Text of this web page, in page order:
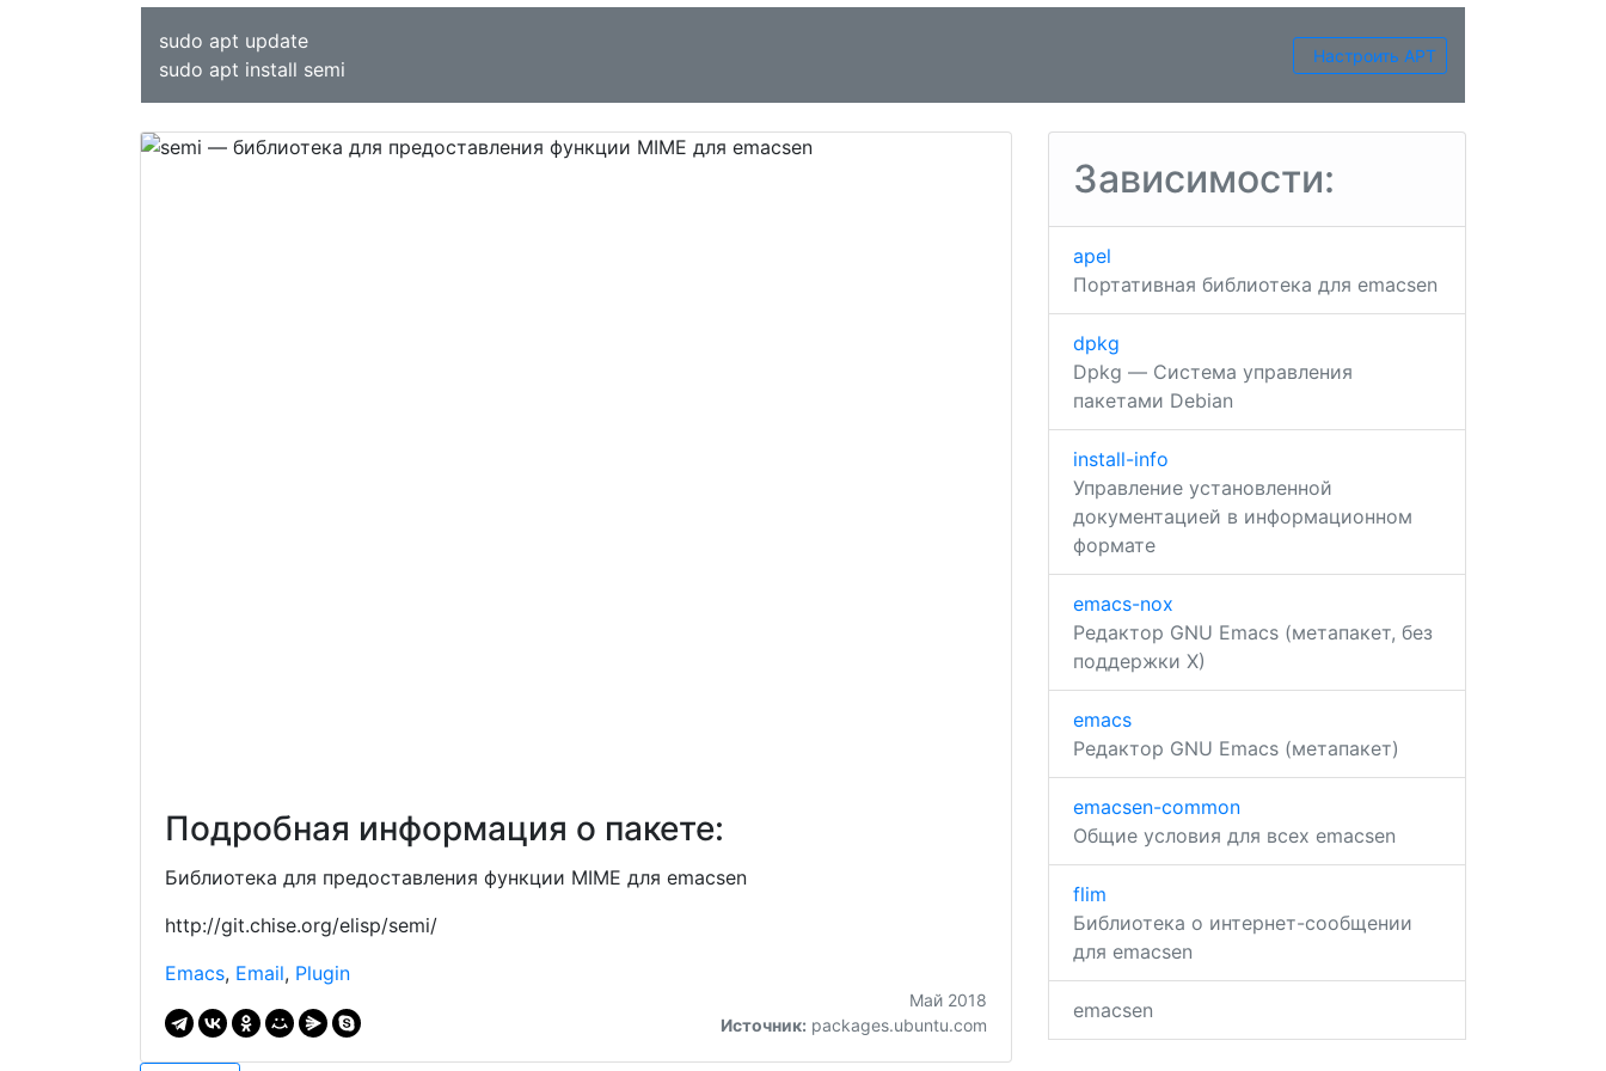
sudo apt update
sudo apt install semi
Настроить APT
Подробная информация о пакете:
Библиотека для предоставления функции MIME для emacsen
http://git.chise.org/elisp/semi/
Emacs, Email, Plugin
Май 2018
Источник: packages.ubuntu.com
Зависимости:
apel
Портативная библиотека для emacsen
dpkg
Dpkg — Система управления
пакетами Debian
install-info
Управление установленной
документацией в информационном
формате
emacs-nox
Редактор GNU Emacs (метапакет, без
поддержки X)
emacs
Редактор GNU Emacs (метапакет)
emacsen-common
Общие условия для всех emacsen
flim
Библиотека о интернет-сообщении
для emacsen
emacsen